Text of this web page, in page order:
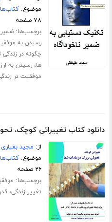
موضوع:
۷۸ صفحه
برچسب‌ها:ضمیر
رسیدن به
چگونه در زندگی
ها،رسیدن به
موفقیت در
دانلود کتاب تغییراتی کوچک،
از: مجید بغیاری
موضوع:
۲۶ صفحه
برچسب‌ها:
تغییر زندگی،